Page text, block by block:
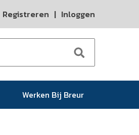
Registreren | Inloggen
Werken Bij Breur